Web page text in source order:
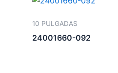
10 PULGADAS
24001660-092